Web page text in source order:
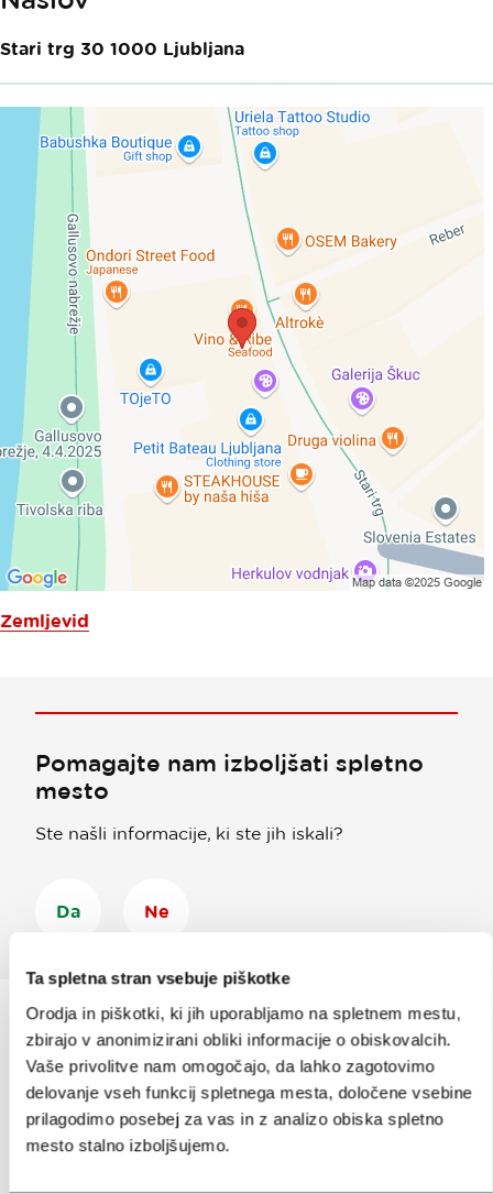
Ta spletna stran vsebuje piškotke
Orodja in piškotki, ki jih uporabljamo na spletnem mestu,
zbirajo v anonimizirani obliki informacije o obiskovalcih.
Vaše privolitve nam omogočajo, da lahko zagotovimo
delovanje vseh funkcij spletnega mesta, določene vsebine
prilagodimo posebej za vas in z analizo obiska spletno
mesto stalno izboljšujemo.
Stari trg 30 1000 Ljubljana
Zemljevid
Pomagajte nam izboljšati spletno
mesto
Ste našli informacije, ki ste jih iskali?
Da Ne
Prijavi se nae-novice
Ali nam sledi na: